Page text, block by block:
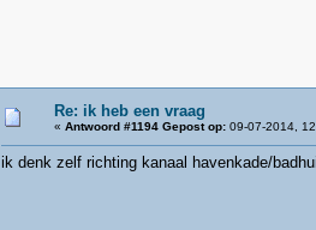
Re: ik heb een vraag
« Antwoord #1194 Gepost op:09-07-2014,
ik denk zelf richting kanaal havenkade/